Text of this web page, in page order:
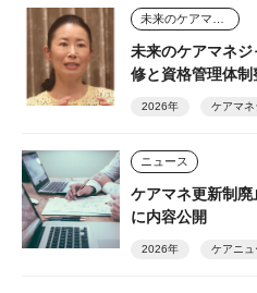
未来のケアマネ
修と資格管理体制
2026年 ケアマネ
ニュース
ケアマネ更新制
に内容公開
2026年 ケアニュ